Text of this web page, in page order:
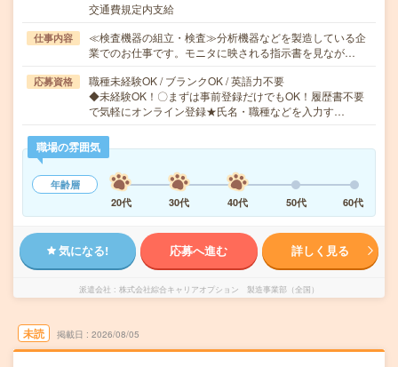
交通費規定内支給
仕事内容
≪検査機器の組立・検査≫分析機器などを製造している企
業でのお仕事です。モニタに映される指示書を見なが…
応募資格
職種未経験OK / ブランクOK / 英語力不要
◆未経験OK！〇まずは事前登録だけでもOK！履歴書不要
で気軽にオンライン登録★氏名・職種などを入力す…
職場の雰囲気
年齢層
20代
30代 40代 50代 60代
気になる! 応募へ進む 詳しく見る
派遣会社 株式会社綜合キャリアオプション 製造事業部（全国）
未読 掲載日 2026/08/05